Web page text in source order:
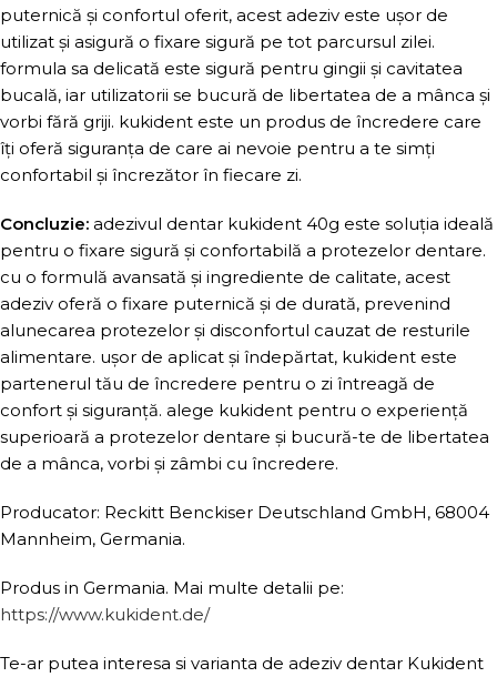
puternică și confortul oferit, acest adeziv este ușor de
utilizat și asigură o fixare sigură pe tot parcursul zilei.
formula sa delicată este sigură pentru gingii și cavitatea
bucală, iar utilizatorii se bucură de libertatea de a mânca și
vorbi fără griji. kukident este un produs de încredere care
îți oferă siguranța de care ai nevoie pentru a te simți
confortabil și încrezător în fiecare zi.
Concluzie: adezivul dentar kukident 40g este soluția ideală
pentru o fixare sigură și confortabilă a protezelor dentare.
cu o formulă avansată și ingrediente de calitate, acest
adeziv oferă o fixare puternică și de durată, prevenind
alunecarea protezelor și disconfortul cauzat de resturile
alimentare. ușor de aplicat și îndepărtat, kukident este
partenerul tău de încredere pentru o zi întreagă de
confort și siguranță. alege kukident pentru o experiență
superioară a protezelor dentare și bucură-te de libertatea
de a mânca, vorbi și zâmbi cu încredere.
Producator: Reckitt Benckiser Deutschland GmbH, 68004
Mannheim, Germania.
Produs in Germania. Mai multe detalii pe:
https://www.kukident.de/
Te-ar putea interesa si varianta de adeziv dentar Kukident